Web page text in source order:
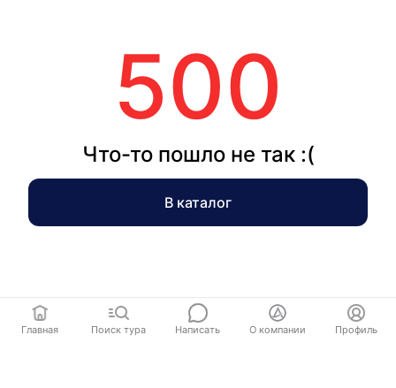
500
Что-то пошло не так :(
В каталог
Главная Поиск тура Написать О компании Профиль